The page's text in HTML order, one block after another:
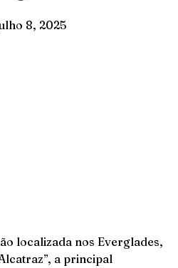
8, 2025
localizada nos Everglades,
a principal